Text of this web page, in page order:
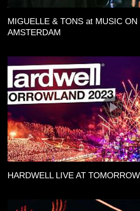
MIGUELLE & TONS at MUSIC ON
AMSTERDAM
HARDWELL LIVE AT